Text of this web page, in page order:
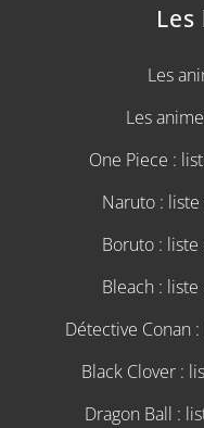
Les
Les
One Piece :
Naruto :
Boruto :
Bleach :
Détective Conan
Black Clover :
Dragon Ball :